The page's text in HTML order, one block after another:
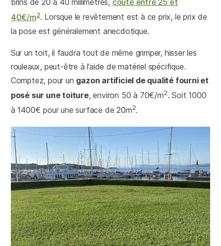
brins de 20 à 40 millimètres, coûte entre 25 et
40€/m2. Lorsque le revêtement est à ce prix, le prix de
la pose est généralement anecdotique.
Sur un toit, il faudra tout de même grimper, hisser les
rouleaux, peut-être à l’aide de matériel spécifique.
Comptez, pour un gazon artificiel de qualité fourni et
posé sur une toiture, environ 50 à 70€/m2. Soit 1000
à 1400€ pour une surface de 20m2.